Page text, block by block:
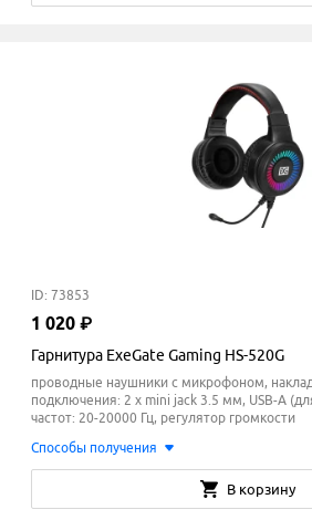
ID: 73853
1 020 ₽
Гарнитура ExeGate Gaming HS-520G
проводные наушники с микрофоном,
подключения: 2 x mini jack 3.5 мм, USB-A
частот: 20-20000 Гц, регулятор громкости
Способы получения
В корзину